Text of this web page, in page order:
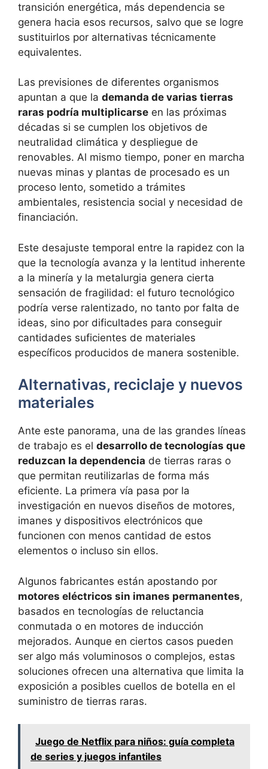
transición energética, más dependencia se
genera hacia esos recursos, salvo que se logre
sustituirlos por alternativas técnicamente
equivalentes.
Las previsiones de diferentes organismos
apuntan a que la demanda de varias tierras
raras podría multiplicarse en las próximas
décadas si se cumplen los objetivos de
neutralidad climática y despliegue de
renovables. Al mismo tiempo, poner en marcha
nuevas minas y plantas de procesado es un
proceso lento, sometido a trámites
ambientales, resistencia social y necesidad de
financiación.
Este desajuste temporal entre la rapidez con la
que la tecnología avanza y la lentitud inherente
a la minería y la metalurgia genera cierta
sensación de fragilidad: el futuro tecnológico
podría verse ralentizado, no tanto por falta de
ideas, sino por dificultades para conseguir
cantidades suficientes de materiales
específicos producidos de manera sostenible.
Alternativas, reciclaje y nuevos
materiales
Ante este panorama, una de las grandes líneas
de trabajo es el desarrollo de tecnologías que
reduzcan la dependencia de tierras raras o
que permitan reutilizarlas de forma más
eficiente. La primera vía pasa por la
investigación en nuevos diseños de motores,
imanes y dispositivos electrónicos que
funcionen con menos cantidad de estos
elementos o incluso sin ellos.
Algunos fabricantes están apostando por
motores eléctricos sin imanes permanentes,
basados en tecnologías de reluctancia
conmutada o en motores de inducción
mejorados. Aunque en ciertos casos pueden
ser algo más voluminosos o complejos, estas
soluciones ofrecen una alternativa que limita la
exposición a posibles cuellos de botella en el
suministro de tierras raras.
Juego de Netflix para niños: guía completa
de series y juegos infantiles